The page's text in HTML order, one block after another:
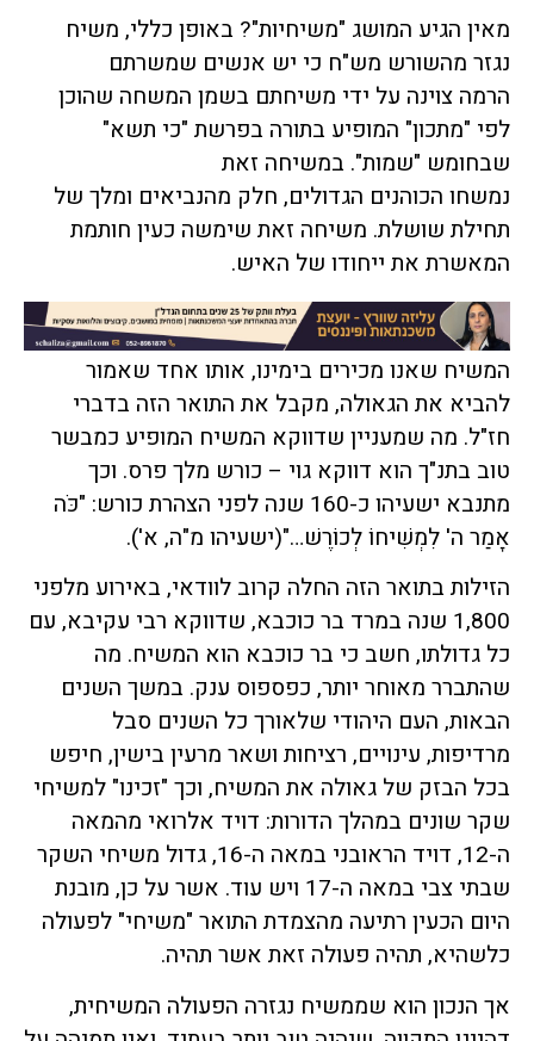
מאין הגיע המושג "משיחיות"? באופן כללי, משיח
נגזר מהשורש מש"ח כי יש אנשים שמשרתם
הרמה צוינה על ידי משיחתם בשמן המשחה שהוכן
לפי "מתכון" המופיע בתורה בפרשת "כי תשא"
שבחומש "שמות". במשיחה זאת
נמשחו הכוהנים הגדולים, חלק מהנביאים ומלך של
תחילת שושלת. משיחה זאת שימשה כעין חותמת
המאשרת את ייחודו של האיש.
המשיח שאנו מכירים בימינו, אותו אחד שאמור
להביא את הגאולה, מקבל את התואר הזה בדברי
חז"ל. מה שמעניין שדווקא המשיח המופיע כמבשר
טוב בתנ"ך הוא דווקא גוי – כורש מלך פרס. וכך
מתנבא ישעיהו כ-160 שנה לפני הצהרת כורש: "כֹּה
אָמַר ה' לִמְשִׁיחוֹ לְכוֹרֶשׁ…"(ישעיהו מ"ה, א').
הזילות בתואר הזה החלה קרוב לוודאי, באירוע מלפני
1,800 שנה במרד בר כוכבא, שדווקא רבי עקיבא, עם
כל גדולתו, חשב כי בר כוכבא הוא המשיח. מה
שהתברר מאוחר יותר, כפספוס ענק. במשך השנים
הבאות, העם היהודי שלאורך כל השנים סבל
מרדיפות, עינויים, רציחות ושאר מרעין בישין, חיפש
בכל הבזק של גאולה את המשיח, וכך "זכינו" למשיחי
שקר שונים במהלך הדורות: דויד אלרואי מהמאה
ה-12, דויד הראובני במאה ה-16, גדול משיחי השקר
שבתי צבי במאה ה-17 ויש עוד. אשר על כן, מובנת
היום הכעין רתיעה מהצמדת התואר "משיחי" לפעולה
כלשהיא, תהיה פעולה זאת אשר תהיה.
אך הנכון הוא שממשיח נגזרה הפעולה המשיחית,